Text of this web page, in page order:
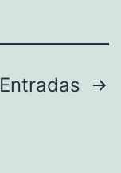
Entradas